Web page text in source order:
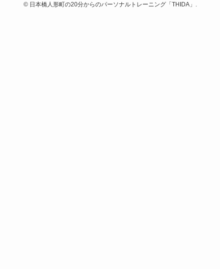
©日本橋人形町の20分からのパーソナルトレーニング「THIDA」.